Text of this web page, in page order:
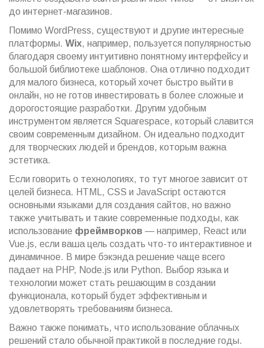
до интернет-магазинов.
Помимо WordPress, существуют и другие интересные
платформы. Wix, например, пользуется популярностью
благодаря своему интуитивно понятному интерфейсу и
большой библиотеке шаблонов. Она отлично подходит
для малого бизнеса, который хочет быстро выйти в
онлайн, но не готов инвестировать в более сложные и
дорогостоящие разработки. Другим удобным
инструментом является Squarespace, который славится
своим современным дизайном. Он идеально подходит
для творческих людей и брендов, которым важна
эстетика.
Если говорить о технологиях, то тут многое зависит от
целей бизнеса. HTML, CSS и JavaScript остаются
основными языками для создания сайтов, но важно
также учитывать и такие современные подходы, как
использование фреймворков — например, React или
Vue.js, если ваша цель создать что-то интерактивное и
динамичное. В мире бэкэнда решение чаще всего
падает на PHP, Node.js или Python. Выбор языка и
технологии может стать решающим в создании
функционала, который будет эффективным и
удовлетворять требованиям бизнеса.
Важно также понимать, что использование облачных
решений стало обычной практикой в последние годы.